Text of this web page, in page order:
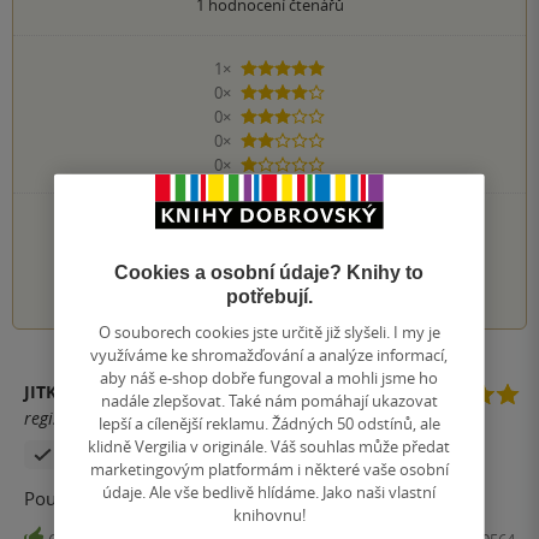
1 hodnocení čtenářů
1×
5 hvězdiček
0×
4 hvězdičky
0×
3 hvězdičky
0×
2 hvězdičky
0×
1 hvezdička
PŘIDEJTE SVÉ HODNOCENÍ KNIHY
1 2 3 4 5
JITKAM17
registrovaný uživatel
Zakoupil produkt
Poučná a hezká knížka.
Cookies a osobní údaje? Knihy to
potřebují.
O souborech cookies jste určitě již slyšeli. I my je
využíváme ke shromažďování a analýze informací,
aby náš e-shop dobře fungoval a mohli jsme ho
nadále zlepšovat. Také nám pomáhají ukazovat
lepší a cílenější reklamu. Žádných 50 odstínů, ale
klidně Vergilia v originále. Váš souhlas může předat
marketingovým platformám i některé vaše osobní
údaje. Ale vše bedlivě hlídáme. Jako naši vlastní
knihovnu!